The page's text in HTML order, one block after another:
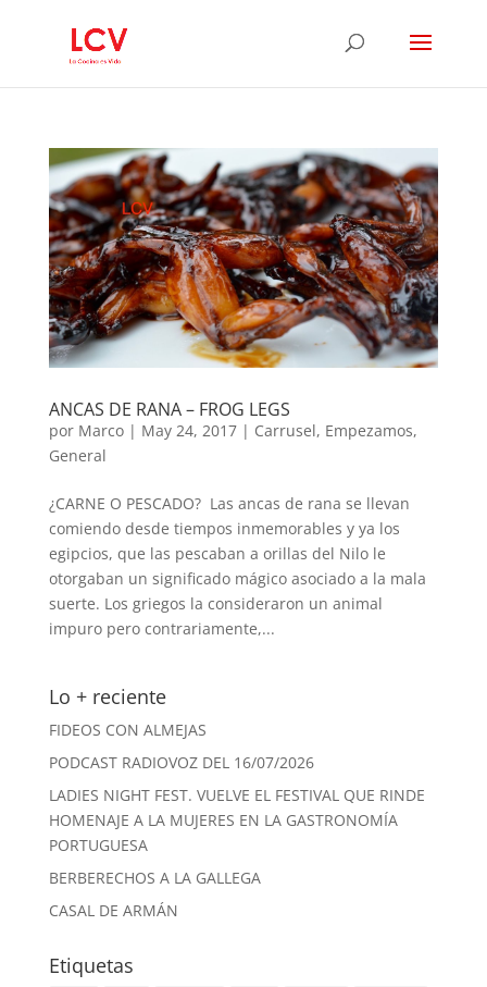
ANCAS DE RANA – FROG LEGS
por Marco| May 24, 2017| Carrusel, Empezamos,
General
¿CARNE O PESCADO? Las ancas de rana se llevan
comiendo desde tiempos inmemorables y ya los
egipcios, que las pescaban a orillas del Nilo le
otorgaban un significado mágico asociado a la mala
suerte. Los griegos la consideraron un animal
impuro pero contrariamente,...
Lo + reciente
FIDEOS CON ALMEJAS
PODCAST RADIOVOZ DEL 16/07/2026
LADIES NIGHT FEST. VUELVE EL FESTIVAL QUE RINDE
HOMENAJE A LA MUJERES EN LA GASTRONOMÍA
PORTUGUESA
BERBERECHOS A LA GALLEGA
CASAL DE ARMÁN
Etiquetas